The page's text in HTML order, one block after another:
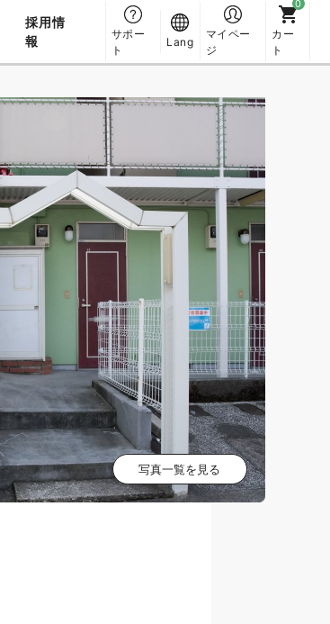
採用情
報
サポー
ト
Lang
マイペー
ジ
カー
ト
写真一覧を見る